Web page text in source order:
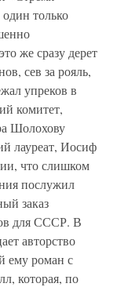
только
же сразу дерет
сев за рояль,
упреков в
комитет,
Шолохову
лауреат, Иосиф
что слишком
послужил
заказ
для СССР. В
авторство
ему роман с
которая, по